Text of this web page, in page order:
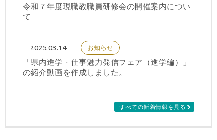
令和７年度現職教職員研修会の開催案内につい
て
2025.03.14 お知らせ
「県内進学・仕事魅力発信フェア（進学編）」
の紹介動画を作成しました。
すべての新着情報を見る